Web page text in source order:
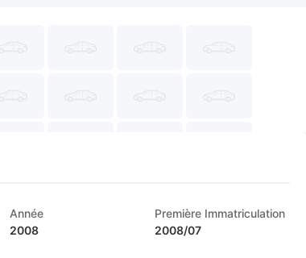
Année
2008
Première Immatriculation
2008/07